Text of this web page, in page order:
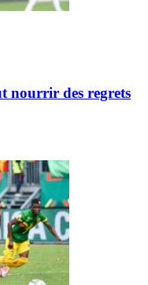
nourrir des regrets